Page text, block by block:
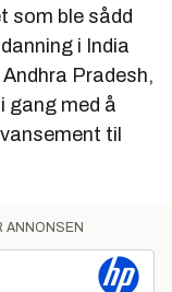
som ble sådd
i India
Pradesh,
gang med å
til
ANNONSEN